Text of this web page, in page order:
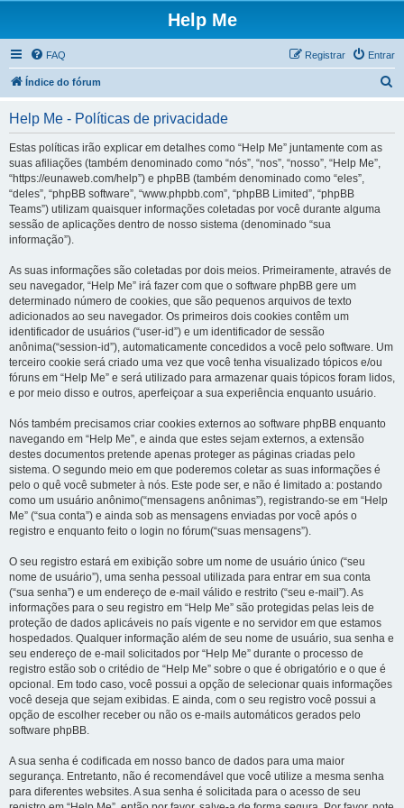
Help Me
FAQ Entrar
Registrar
Índice do fórum
Help Me - Políticas de privacidade
Estas políticas irão explicar em detalhes como “Help Me” juntamente com as
suas afiliações (também denominado como “nós”, “nos”, “nosso”, “Help Me”,
“https://eunaweb.com/help”) e phpBB (também denominado como “eles”,
“deles”, “phpBB software”, “www.phpbb.com”, “phpBB Limited”, “phpBB
Teams”) utilizam quaisquer informações coletadas por você durante alguma
sessão de aplicações dentro de nosso sistema (denominado “sua
informação”).
As suas informações são coletadas por dois meios. Primeiramente, através de
seu navegador, “Help Me” irá fazer com que o software phpBB gere um
determinado número de cookies, que são pequenos arquivos de texto
adicionados ao seu navegador. Os primeiros dois cookies contêm um
identificador de usuários (“user-id”) e um identificador de sessão
anônima(“session-id”), automaticamente concedidos a você pelo software. Um
terceiro cookie será criado uma vez que você tenha visualizado tópicos e/ou
fóruns em “Help Me” e será utilizado para armazenar quais tópicos foram lidos,
e por meio disso e outros, aperfeiçoar a sua experiência enquanto usuário.
Nós também precisamos criar cookies externos ao software phpBB enquanto
navegando em “Help Me”, e ainda que estes sejam externos, a extensão
destes documentos pretende apenas proteger as páginas criadas pelo
sistema. O segundo meio em que poderemos coletar as suas informações é
pelo o quê você submeter à nós. Este pode ser, e não é limitado a: postando
como um usuário anônimo(“mensagens anônimas”), registrando-se em “Help
Me” (“sua conta”) e ainda sob as mensagens enviadas por você após o
registro e enquanto feito o login no fórum(“suas mensagens”).
O seu registro estará em exibição sobre um nome de usuário único (“seu
nome de usuário”), uma senha pessoal utilizada para entrar em sua conta
(“sua senha”) e um endereço de e-mail válido e restrito (“seu e-mail”). As
informações para o seu registro em “Help Me” são protegidas pelas leis de
proteção de dados aplicáveis no país vigente e no servidor em que estamos
hospedados. Qualquer informação além de seu nome de usuário, sua senha e
seu endereço de e-mail solicitados por “Help Me” durante o processo de
registro estão sob o critédio de “Help Me” sobre o que é obrigatório e o que é
opcional. Em todo caso, você possui a opção de selecionar quais informações
você deseja que sejam exibidas. E ainda, com o seu registro você possui a
opção de escolher receber ou não os e-mails automáticos gerados pelo
software phpBB.
A sua senha é codificada em nosso banco de dados para uma maior
segurança. Entretanto, não é recomendável que você utilize a mesma senha
para diferentes websites. A sua senha é solicitada para o acesso de seu